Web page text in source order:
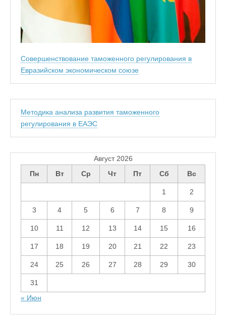
Совершенствование таможенного регулирования в
Евразийском экономическом союзе
Методика анализа развития таможенного
регулирования в ЕАЭС
Август 2026
Пн
Вт Ср Чт Пт Сб Вс
1 2
3 4 5 6 7 8 9
10 11 12 13 14 15 16
17 18 19 20 21 22 23
24 25 26 27 28 29 30
31
« Июн